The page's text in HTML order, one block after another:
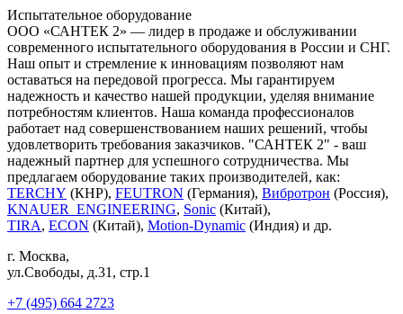
Испытательное оборудование
ООО «САНТЕК 2» — лидер в продаже и обслуживании
современного испытательного оборудования в России и СНГ.
Наш опыт и стремление к инновациям позволяют нам
оставаться на передовой прогресса. Мы гарантируем
надежность и качество нашей продукции, уделяя внимание
потребностям клиентов. Наша команда профессионалов
работает над совершенствованием наших решений, чтобы
удовлетворить требования заказчиков. "САНТЕК 2" - ваш
надежный партнер для успешного сотрудничества. Мы
предлагаем оборудование таких производителей, как:
TERCHY (КНР), FEUTRON (Германия), Вибротрон (Россия),
KNAUER_ENGINEERING, Sonic (Китай),
TIRA, ECON (Китай), Motion-Dynamic (Индия) и др.
г. Москва,
ул.Свободы, д.31, стр.1
+7 (495) 664 2723